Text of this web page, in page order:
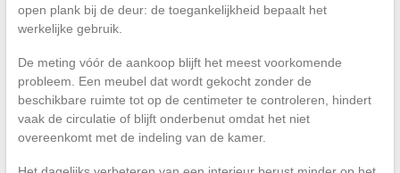
open plank bij de deur: de toegankelijkheid bepaalt het
werkelijke gebruik.
De meting vóór de aankoop blijft het meest voorkomende
probleem. Een meubel dat wordt gekocht zonder de
beschikbare ruimte tot op de centimeter te controleren, hindert
vaak de circulatie of blijft onderbenut omdat het niet
overeenkomt met de indeling van de kamer.